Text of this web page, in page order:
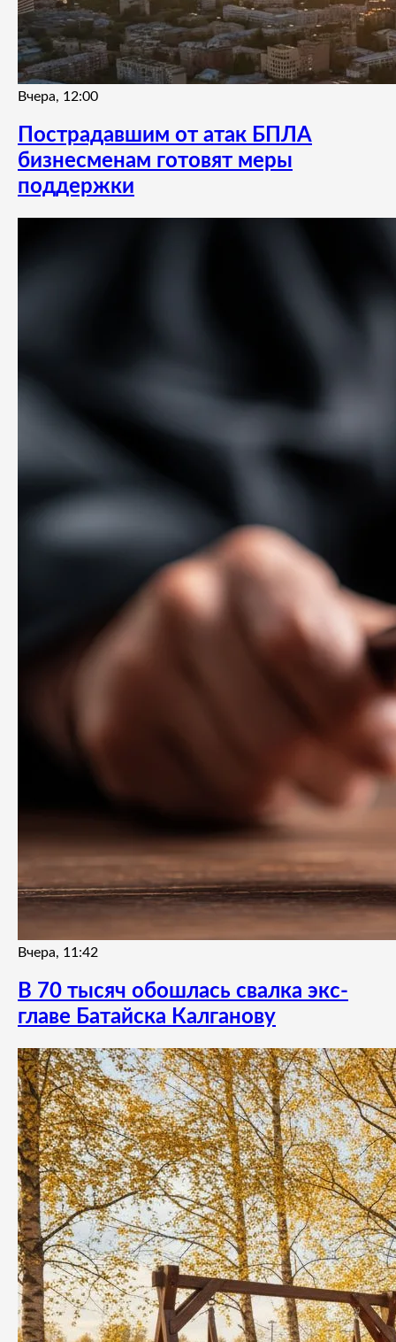
Вчера, 12:00
Пострадавшим от атак БПЛА
бизнесменам готовят меры
поддержки
Вчера, 11:42
В 70 тысяч обошлась свалка экс-
главе Батайска Калганову